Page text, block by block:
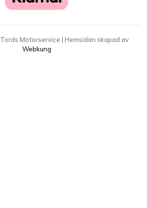
Tords Motorservice | Hemsidan skapad av
Webkung